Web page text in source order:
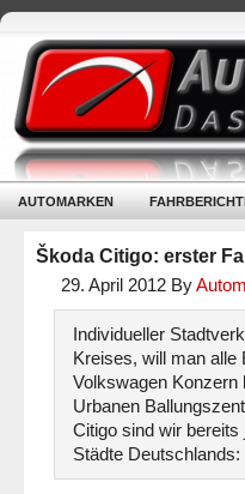
AUTOMARKEN
Škoda Citigo: erster
29. April 2012 By
Individueller
Kreises, will man alle
Volkswagen Konzern
Urbanen
Citigo sind wir
Städte Deutschlands: